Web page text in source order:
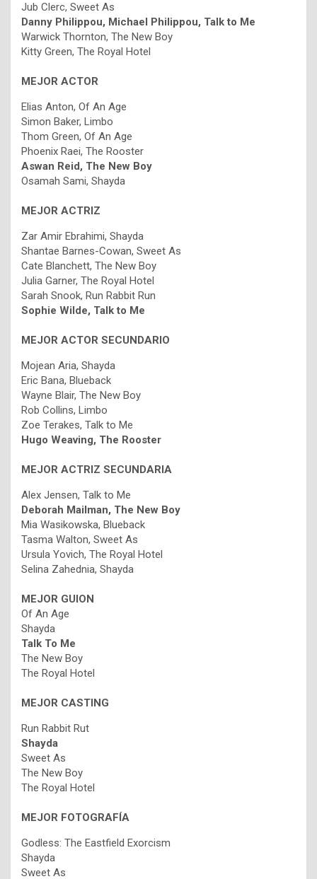
Jub Clerc, Sweet As
Danny Philippou, Michael Philippou, Talk to Me
Warwick Thornton, The New Boy
Kitty Green, The Royal Hotel
MEJOR ACTOR
Elias Anton, Of An Age
Simon Baker, Limbo
Thom Green, Of An Age
Phoenix Raei, The Rooster
Aswan Reid, The New Boy
Osamah Sami, Shayda
MEJOR ACTRIZ
Zar Amir Ebrahimi, Shayda
Shantae Barnes-Cowan, Sweet As
Cate Blanchett, The New Boy
Julia Garner, The Royal Hotel
Sarah Snook, Run Rabbit Run
Sophie Wilde, Talk to Me
MEJOR ACTOR SECUNDARIO
Mojean Aria, Shayda
Eric Bana, Blueback
Wayne Blair, The New Boy
Rob Collins, Limbo
Zoe Terakes, Talk to Me
Hugo Weaving, The Rooster
MEJOR ACTRIZ SECUNDARIA
Alex Jensen, Talk to Me
Deborah Mailman, The New Boy
Mia Wasikowska, Blueback
Tasma Walton, Sweet As
Ursula Yovich, The Royal Hotel
Selina Zahednia, Shayda
MEJOR GUION
Of An Age
Shayda
Talk To Me
The New Boy
The Royal Hotel
MEJOR CASTING
Run Rabbit Rut
Shayda
Sweet As
The New Boy
The Royal Hotel
MEJOR FOTOGRAFÍA
Godless: The Eastfield Exorcism
Shayda
Sweet As